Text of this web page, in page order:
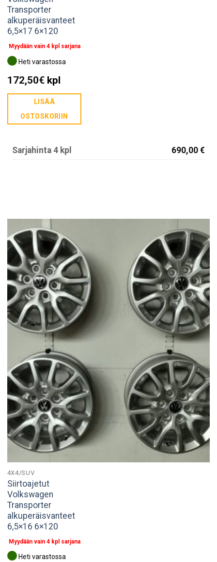
Transporter
alkuperäisvanteet
6,5×17 6×120
Myydään vain 4 kpl sarjana
Heti varastossa
172,50€kpl
LISÄÄ
OSTOSKORIIN
Sarjahinta 4 kpl 690,00 €
4X4/SUV
Siirtoajetut
Volkswagen
Transporter
alkuperäisvanteet
6,5×16 6×120
Myydään vain 4 kpl sarjana
Heti varastossa